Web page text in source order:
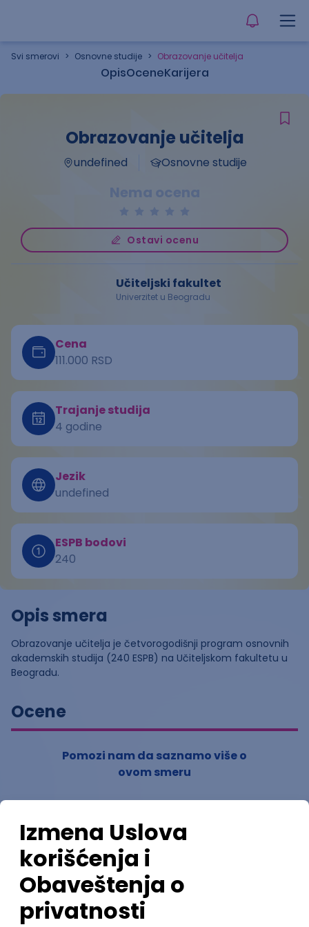
Svi smerovi > Osnovne studije > Obrazovanje učitelja
OpisOceneKarijera
Obrazovanje učitelja
undefined Osnovne studije
Nema ocena
Ostavi ocenu
Učiteljski fakultet
Univerzitet u Beogradu
Cena
111.000 RSD
Trajanje studija
4 godine
Jezik
undefined
ESPB bodovi
240
Opis smera
Obrazovanje učitelja je četvorogodišnji program osnovnih
akademskih studija (240 ESPB) na Učiteljskom fakultetu u
Beogradu.
Ocene
Pomozi nam da saznamo više o
ovom smeru
( ocena)
Ostavi ocenu
Nastavni kadar